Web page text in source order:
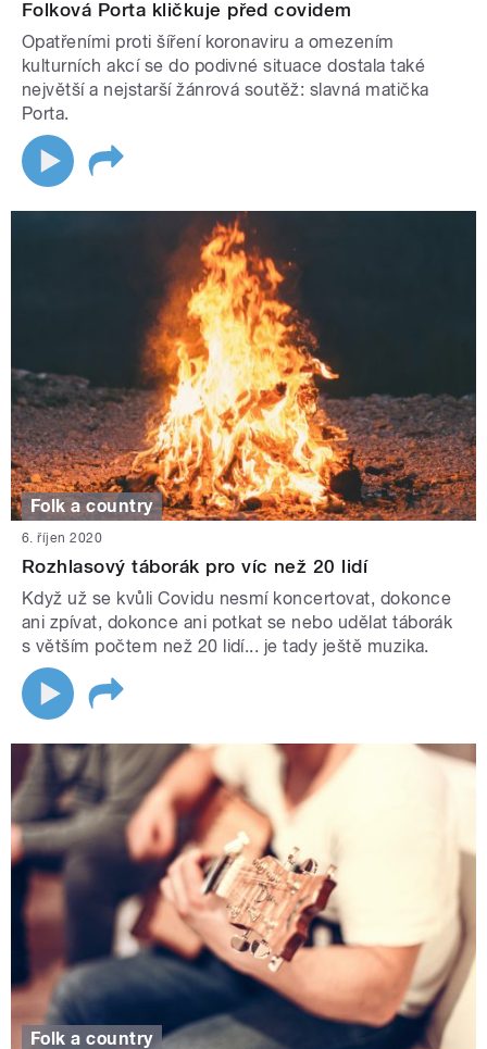
Folková Porta kličkuje před covidem
Opatřeními proti šíření koronaviru a omezením
kulturních akcí se do podivné situace dostala také
největší a nejstarší žánrová soutěž: slavná matička
Porta.
Folk a country
6. říjen 2020
Rozhlasový táborák pro víc než 20 lidí
Když už se kvůli Covidu nesmí koncertovat, dokonce
ani zpívat, dokonce ani potkat se nebo udělat táborák
s větším počtem než 20 lidí... je tady ještě muzika.
Folk a country